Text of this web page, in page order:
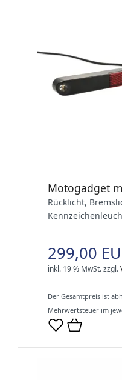
Motogadget
Rücklicht,
299,00
inkl. 19 % MwSt.zzgl.
Der Gesamtpreis ist
Mehrwertsteuer im